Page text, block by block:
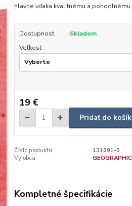
hlavne vďaka kvalitnému a
Dostupnosť
Skladom
Veľkosť
19 €
Pridať do
Číslo produktu:
131091-0
Výrobca:
Kompletné špecifikácie